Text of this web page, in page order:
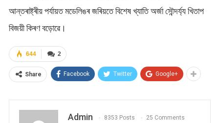
আন্তৰাষ্ট্ৰীয় পৰ্যায়ত মডেলিঙৰ জৰিয়তে বিশেষ খ্যাতি অর্জা সৌন্দৰ্য্য খিতাপ
বিজয়ী কিৰণ বড়োৱে।
2
644
Share Facebook Twitter Google+
Admin 8353 Posts 25 Comments